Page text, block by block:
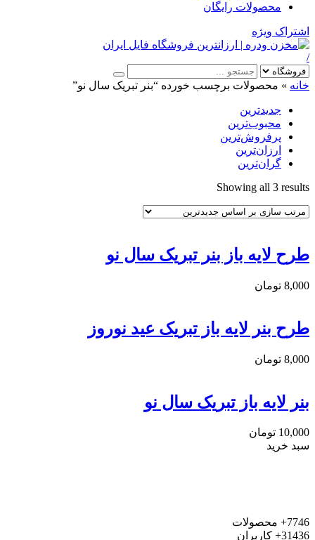
محصولات رایگان
اشتراک ویژه
/
خانه » محصولات برچسب خورده “بنر تبریک سال نو”
جدیدترین
محبوب‌ترین
پرفروش‌ترین
ارزان‌ترین
گران‌ترین
Showing all 3 results
latest
طرح لایه باز بنر تبریک سال نو
8,000 تومان
طرح بنر لایه باز تبریک عید نوروز
8,000 تومان
بنر لایه باز تبریک سال نو
10,000 تومان
سبد خرید
7746+
محصولات
31436+
کاربران